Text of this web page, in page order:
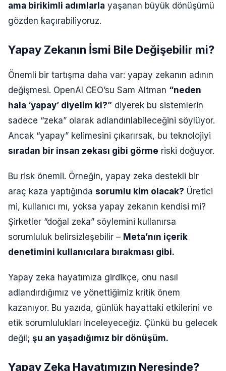
ama birikimli adımlarla yaşanan büyük dönüşümü
gözden kaçırabiliyoruz.
Yapay Zekanın İsmi Bile Değişebilir mi?
Önemli bir tartışma daha var: yapay zekanın adının
değişmesi. OpenAI CEO’su Sam Altman “neden
hala ‘yapay’ diyelim ki?” diyerek bu sistemlerin
sadece “zeka” olarak adlandırılabileceğini söylüyor.
Ancak “yapay” kelimesini çıkarırsak, bu teknolojiyi
sıradan bir insan zekası gibi görme riski doğuyor.
Bu risk önemli. Örneğin, yapay zeka destekli bir
araç kaza yaptığında sorumlu kim olacak? Üretici
mi, kullanıcı mı, yoksa yapay zekanın kendisi mi?
Şirketler “doğal zeka” söylemini kullanırsa
sorumluluk belirsizleşebilir – Meta’nın içerik
denetimini kullanıcılara bırakması gibi.
Yapay zeka hayatımıza girdikçe, onu nasıl
adlandırdığımız ve yönettiğimiz kritik önem
kazanıyor. Bu yazıda, günlük hayattaki etkilerini ve
etik sorumlulukları inceleyeceğiz. Çünkü bu gelecek
değil; şu an yaşadığımız bir dönüşüm.
Yapay Zeka Hayatımızın Neresinde?